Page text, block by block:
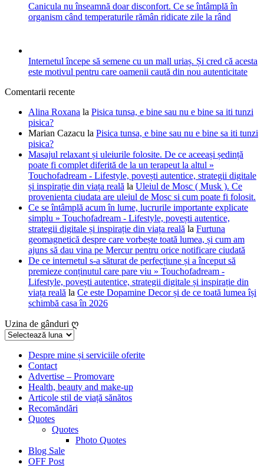
Canicula nu înseamnă doar disconfort. Ce se întâmplă în
organism când temperaturile rămân ridicate zile la rând
Internetul începe să semene cu un mall uriaș. Și cred că acesta
este motivul pentru care oamenii caută din nou autenticitate
Comentarii recente
Alina Roxana la Pisica tunsa, e bine sau nu e bine sa iti tunzi
pisica?
Marian Cazacu la Pisica tunsa, e bine sau nu e bine sa iti tunzi
pisica?
Masajul relaxant și uleiurile folosite. De ce aceeași ședință
poate fi complet diferită de la un terapeut la altul »
Touchofadream - Lifestyle, povești autentice, strategii digitale
și inspirație din viața reală la Uleiul de Mosc ( Musk ). Ce
provenienta ciudata are uleiul de Mosc si cum poate fi folosit.
Ce se întâmplă acum în lume, lucrurile importante explicate
simplu » Touchofadream - Lifestyle, povești autentice,
strategii digitale și inspirație din viața reală la Furtuna
geomagnetică despre care vorbește toată lumea, și cum am
ajuns să dau vina pe Mercur pentru orice notificare ciudată
De ce internetul s-a săturat de perfecțiune și a început să
premieze conținutul care pare viu » Touchofadream -
Lifestyle, povești autentice, strategii digitale și inspirație din
viața reală la Ce este Dopamine Decor și de ce toată lumea își
schimbă casa în 2026
Uzina de gânduri ღ
Uzina
gânduriDespre mine și serviciile oferite
Contact
Advertise – Promovare
Health, beauty and make-up
Articole stil de viață sănătos
Recomăndări
Quotes
Quotes
Photo Quotes
Blog Sale
OFF Post